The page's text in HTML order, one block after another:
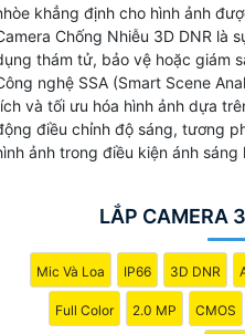
khẳng định cho hình ảnh
Chống Nhiễu 3D DNR là
thám tử, bảo vệ hoặc giám
nghệ SSA (Smart Scene
và tối ưu hóa hình ảnh dựa
điều chỉnh độ sáng, tương
ảnh trong điều kiện ánh
LẮP CAMERA
Mic Và Loa IP66 3D DNR
Full Color 2.0 MP CMOS